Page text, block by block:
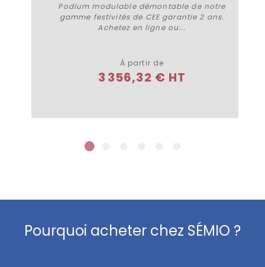
Podium modulable démontable de notre
gamme festivités de CEE garantie 2 ans.
Achetez en ligne ou...
À partir de
3 356,32 € HT
Pourquoi acheter chez SÉMIO ?